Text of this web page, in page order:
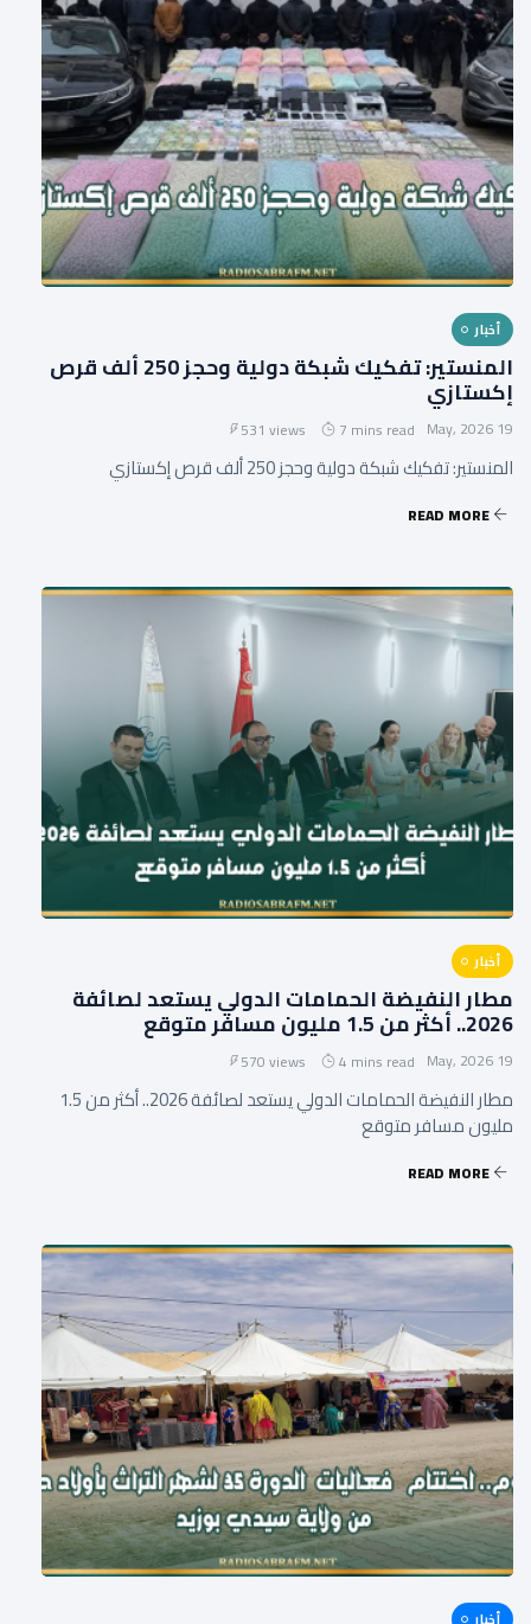
أخبار
المنستير: تفكيك شبكة دولية وحجز 250 ألف قرص
إكستازي
19 May, 2026
7 mins read
531 views
المنستير: تفكيك شبكة دولية وحجز 250 ألف قرص إكستازي
READ MORE
أخبار
مطار النفيضة الحمامات الدولي يستعد لصائفة
2026.. أكثر من 1.5 مليون مسافر متوقع
19 May, 2026
4 mins read
570 views
مطار النفيضة الحمامات الدولي يستعد لصائفة 2026.. أكثر من 1.5
مليون مسافر متوقع
READ MORE